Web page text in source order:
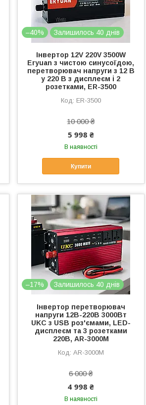
–40% Залишилось 40 днів
Інвертор 12V 220V 3500W
Eryuan з чистою синусоїдою,
перетворювач напруги з 12 В
у 220 В з дисплеєм і 2
розетками, ER-3500
ER-3500
10 000 ₴
5 998 ₴
В наявності
Купити
–17% Залишилось 40 днів
Інвертор перетворювач
напруги 12В-220В 3000Вт
UKC з USB роз'ємами, LED-
дисплеєм та 3 розетками
220В, AR-3000M
AR-3000M
6 000 ₴
4 998 ₴
В наявності